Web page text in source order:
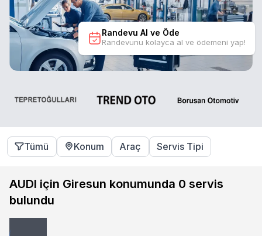
Randevu Al ve Öde
Randevunu kolayca al ve ödemeni yap!
Tümü Konum Araç Servis Tipi
AUDI için Giresun konumunda 0 servis
bulundu